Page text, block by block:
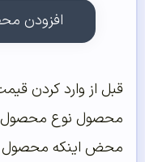
افزودن
قبل از وارد کردن
محصول نوع محصول
محض اینکه محصول